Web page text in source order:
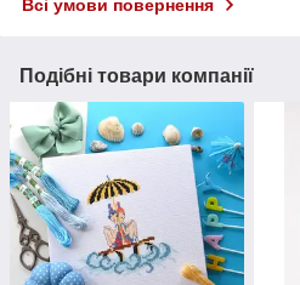
Всі умови повернення
Подібні товари компанії